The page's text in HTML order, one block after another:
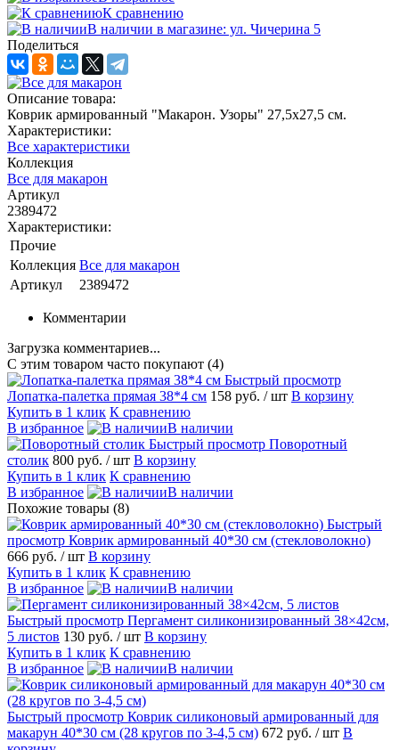
К сравнению
В наличии в магазине: ул. Чичерина 5
Поделиться
Описание товара:
Коврик армированный "Макарон. Узоры" 27,5х27,5 см.
Характеристики:
Все характеристики
Коллекция
Все для макарон
Артикул
2389472
Характеристики:
Прочие
Коллекция Все для макарон
Артикул
2389472
Комментарии
Загрузка комментариев...
С этим товаром часто покупают (4)
Быстрый просмотр
Лопатка-палетка прямая 38*4 см 158 руб. / шт В корзину
Купить в 1 клик К сравнению
В избранное
В наличии
Быстрый просмотр Поворотный
столик 800 руб. / шт В корзину
Купить в 1 клик К сравнению
В избранное
В наличии
Похожие товары (8)
Быстрый
просмотр Коврик армированный 40*30 см (стекловолокно)
666 руб. / шт В корзину
Купить в 1 клик К сравнению
В избранное
В наличии
Быстрый просмотр Пергамент силиконизированный 38×42см,
5 листов 130 руб. / шт В корзину
Купить в 1 клик К сравнению
В избранное
В наличии
Быстрый просмотр Коврик силиконовый армированный для
макарун 40*30 см (28 кругов по 3-4,5 см) 672 руб. / шт В